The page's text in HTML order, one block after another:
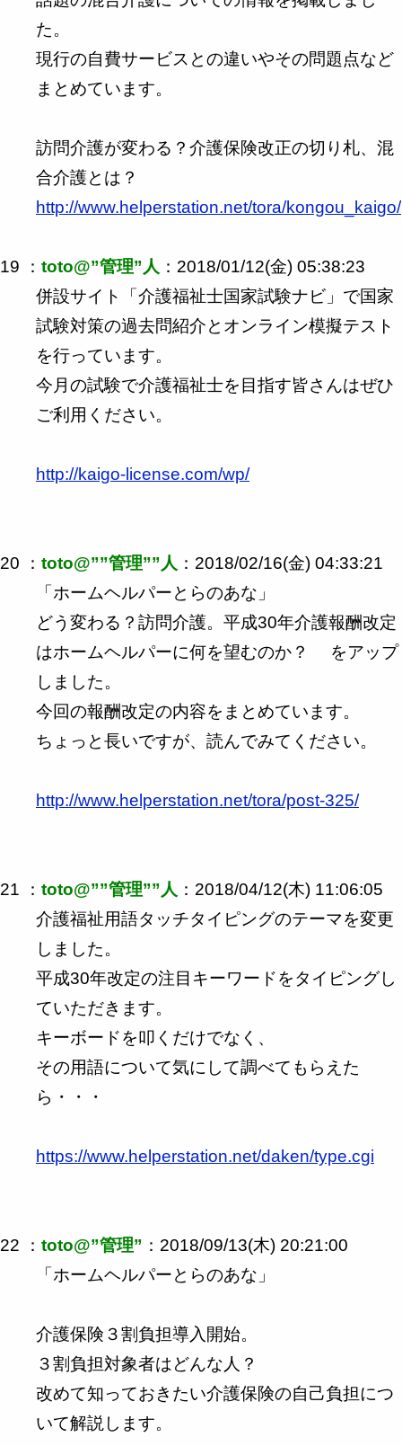
た。
現行の自費サービスとの違いやその問題点など
まとめています。
訪問介護が変わる？介護保険改正の切り札、混
合介護とは？
http://www.helperstation.net/tora/kongou_kaigo/
19 ： toto@”管理”人 ：2018/01/12(金) 05:38:23
併設サイト「介護福祉士国家試験ナビ」で国家
試験対策の過去問紹介とオンライン模擬テスト
を行っています。
今月の試験で介護福祉士を目指す皆さんはぜひ
ご利用ください。
http://kaigo-license.com/wp/
20 ： toto@””管理””人 ：2018/02/16(金) 04:33:21
「ホームヘルパーとらのあな」
どう変わる？訪問介護。平成30年介護報酬改定
はホームヘルパーに何を望むのか？ をアップ
しました。
今回の報酬改定の内容をまとめています。
ちょっと長いですが、読んでみてください。
http://www.helperstation.net/tora/post-325/
21 ： toto@””管理””人 ：2018/04/12(木) 11:06:05
介護福祉用語タッチタイピングのテーマを変更
しました。
平成30年改定の注目キーワードをタイピングし
ていただきます。
キーボードを叩くだけでなく、
その用語について気にして調べてもらえた
ら・・・
https://www.helperstation.net/daken/type.cgi
22 ： toto@”管理” ：2018/09/13(木) 20:21:00
「ホームヘルパーとらのあな」
介護保険３割負担導入開始。
３割負担対象者はどんな人？
改めて知っておきたい介護保険の自己負担につ
いて解説します。